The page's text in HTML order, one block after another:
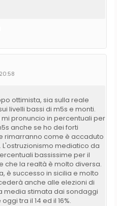
ottimista, sia sulla reale
livelli bassi di m5s e monti.
pronuncio in percentuali per
anche se ho dei forti
rimarranno come è accaduto
mediatico da
bassissime per il
che la realtà è molto diversa.
è successo in sicilia e molto
anche alle elezioni di
media stimata dai sondaggi
tra il 14 ed il 16%.